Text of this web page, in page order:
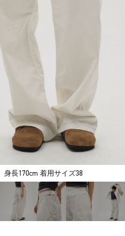
身長170cm 着用サイズ38